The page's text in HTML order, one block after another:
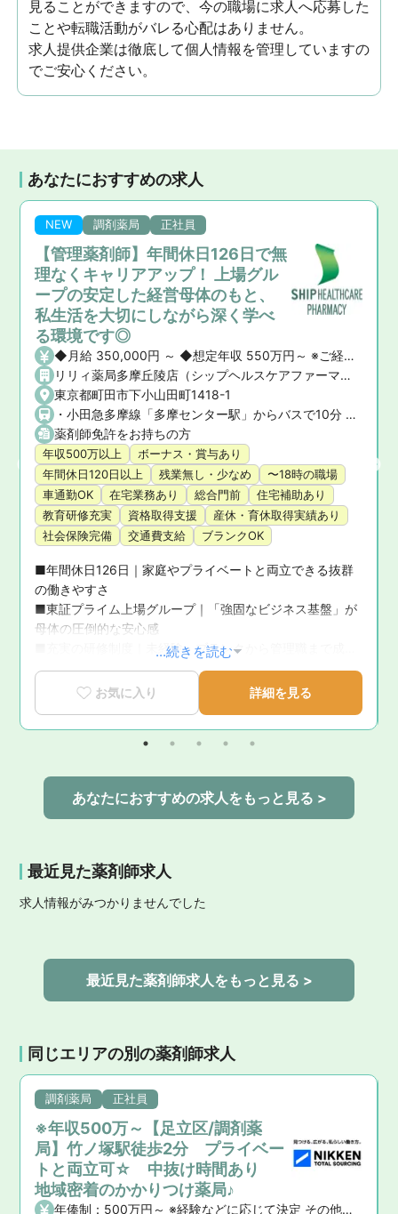
見ることができますので、今の職場に求人へ応募した
ことや転職活動がバレる心配はありません。
求人提供企業は徹底して個人情報を管理していますの
でご安心ください。
あなたにおすすめの求人
NEW 調剤薬局 正社員
【管理薬剤師】年間休日126日で無
理なくキャリアアップ！ 上場グル
ープの安定した経営母体のもと、
私生活を大切にしながら深く学べ
る環境です◎
◆月給 350,000円 ～ ◆想定年収 550万円～ ※ご経験や前職の給与を考慮の上、決定いたします。 ◆昇給・賞与 ・昇給： あり ・賞与： あり（年2回）
リリィ薬局多摩丘陵店（シップヘルスケアファーマシー株式会社）
東京都町田市下小山田町1418-1
・小田急多摩線「多摩センター駅」からバスで10分 ・小田急小田原線「町田駅」からバスで25分 ★マイカー通勤OK！
薬剤師免許をお持ちの方
年収500万以上
ボーナス・賞与あり
年間休日120日以上
残業無し・少なめ
〜18時の職場
車通勤OK
在宅業務あり 総合門前
住宅補助あり
教育研修充実
資格取得支援
産休・育休取得実績あり
社会保険完備
交通費支給 ブランクOK
■年間休日126日｜家庭やプライベートと両立できる抜群
の働きやすさ
■東証プライム上場グループ｜「強固なビジネス基盤」が
母体の圧倒的な安心感
■充実の研修制度｜未経験・ブランクから管理職まで成長
を徹底サポート
■育休復帰率100％！｜ライフステージの変化に寄り添う
手厚いサポート体制
■新卒3年定着率95.5％｜「社員が転職活動をしなくてい
い環境」を追求した実績
...続きを読む
お気に入り 詳細を見る
あなたにおすすめの求人をもっと見る >
最近見た薬剤師求人
求人情報がみつかりませんでした
最近見た薬剤師求人をもっと見る >
同じエリアの別の薬剤師求人
調剤薬局 正社員
※年収500万～【足立区/調剤薬
局】竹ノ塚駅徒歩2分 プライベー
トと両立可☆ 中抜け時間あり
地域密着のかかりつけ薬局♪
年俸制：500万円～ ※経験などに応じて決定 その他：交通費、残業代など